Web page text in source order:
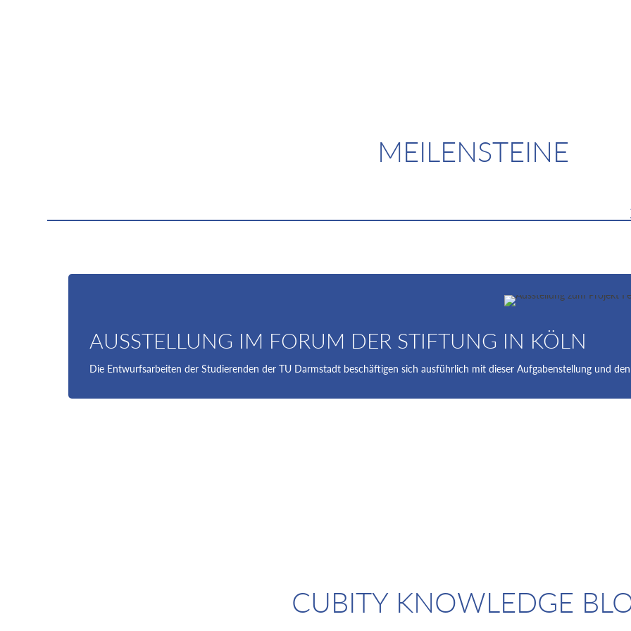
MEILENSTEINE
AUSSTELLUNG IM FORUM DER STIFTUNG IN KÖLN
Die Entwurfsarbeiten der Studierenden der TU Darmstadt beschäftigen sich ausführlich mit dieser Aufgabenstellung und
CUBITY KNOWLEDGE